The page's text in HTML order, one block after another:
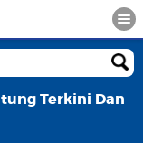
Terkini Dan